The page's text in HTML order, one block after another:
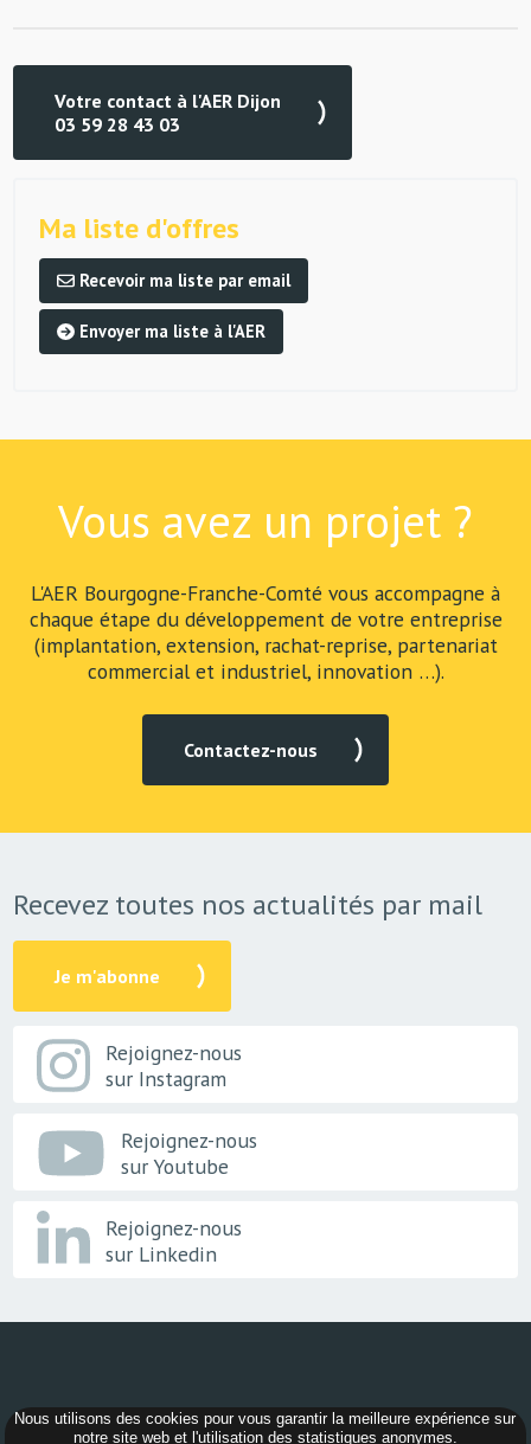
Votre contact à l'AER Dijon
03 59 28 43 03
Ma liste d'offres
Recevoir ma liste par email
Envoyer ma liste à l'AER
Vous avez un projet ?
L'AER Bourgogne-Franche-Comté vous accompagne à
chaque étape du développement de votre entreprise
(implantation, extension, rachat-reprise, partenariat
commercial et industriel, innovation …).
Contactez-nous
Recevez toutes nos actualités par mail
Je m'abonne
Rejoignez-nous
sur Instagram
Rejoignez-nous
sur Youtube
Rejoignez-nous
sur Linkedin
© 2026 - AER Bourgogne-Franche-Comté
Nous utilisons des cookies pour vous garantir la meilleure expérience sur
notre site web et l'utilisation des statistiques anonymes.